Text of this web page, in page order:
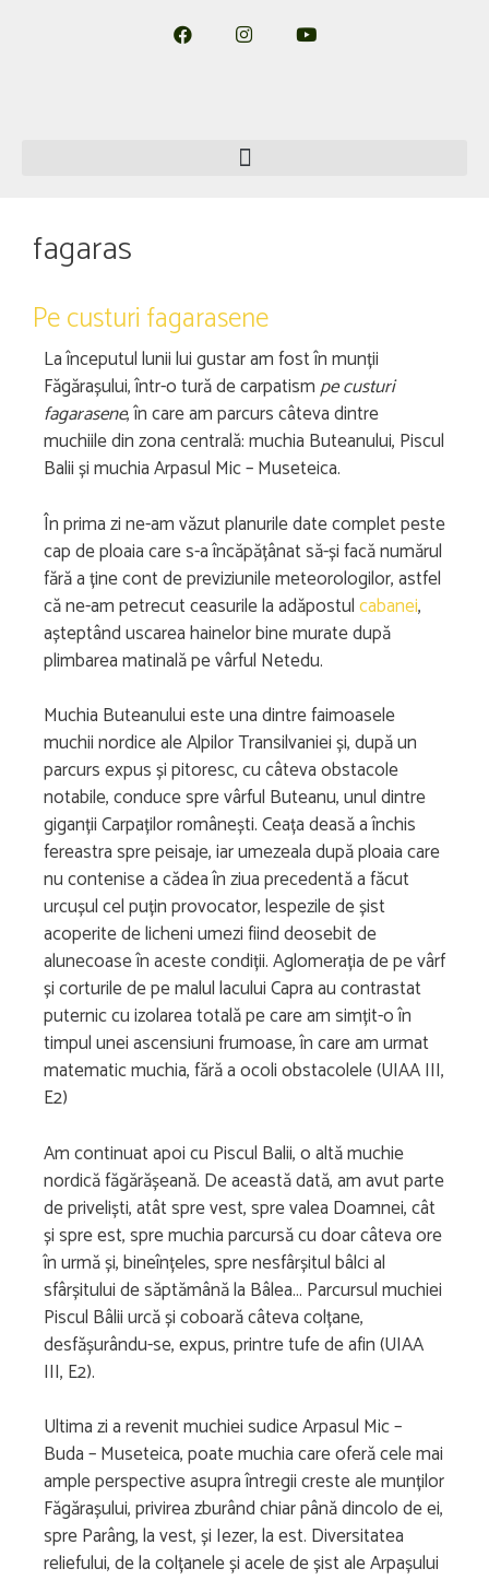
fagaras
Pe custuri fagarasene
La începutul lunii lui gustar am fost în munții
Făgărașului, într-o tură de carpatismpe custuri
fagarasene, în care am parcurs câteva dintre
muchiile din zona centrală: muchia Buteanului, Piscul
Balii și muchia Arpasul Mic – Museteica.
În prima zi ne-am văzut planurile date complet peste
cap de ploaia care s-a încăpățânat să-și facă numărul
fără a ține cont de previziunile meteorologilor, astfel
că ne-am petrecut ceasurile la adăpostulcabanei,
așteptând uscarea hainelor bine murate după
plimbarea matinală pe vârful Netedu.
Muchia Buteanului este una dintre faimoasele
muchii nordice ale Alpilor Transilvaniei și, după un
parcurs expus și pitoresc, cu câteva obstacole
notabile, conduce spre vârful Buteanu, unul dintre
giganții Carpaților românești. Ceața deasă a închis
fereastra spre peisaje, iar umezeala după ploaia care
nu contenise a cădea în ziua precedentă a făcut
urcușul cel puțin provocator, lespezile de șist
acoperite de licheni umezi fiind deosebit de
alunecoase în aceste condiții. Aglomerația de pe vârf
și corturile de pe malul lacului Capra au contrastat
puternic cu izolarea totală pe care am simțit-o în
timpul unei ascensiuni frumoase, în care am urmat
matematic muchia, fără a ocoli obstacolele (UIAA III,
E2)
Am continuat apoi cu Piscul Balii, o altă muchie
nordică făgărășeană. De această dată, am avut parte
de priveliști, atât spre vest, spre valea Doamnei, cât
și spre est, spre muchia parcursă cu doar câteva ore
în urmă și, bineînțeles, spre nesfârșitul bâlci al
sfârșitului de săptămână la Bâlea… Parcursul muchiei
Piscul Bâlii urcă și coboară câteva colțane,
desfășurându-se, expus, printre tufe de afin (UIAA
III, E2).
Ultima zi a revenit muchiei sudice Arpasul Mic –
Buda – Museteica, poate muchia care oferă cele mai
ample perspective asupra întregii creste ale munților
Făgărașului, privirea zburând chiar până dincolo de ei,
spre Parâng, la vest, și Iezer, la est. Diversitatea
reliefului, de la colțanele și acele de șist ale Arpașului